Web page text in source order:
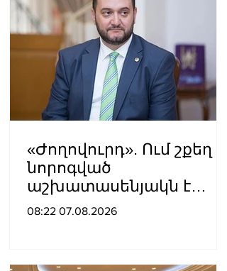
«Ժողովուրդ». Ում շքեղ
նորոգված
աշխատասենյակն է
տրամադրվել Արայիկ
08:22 07.08.2026